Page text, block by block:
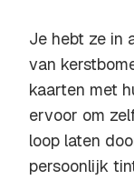
Je hebt ze in
van
kaarten met
ervoor om
loop laten
persoonlijk